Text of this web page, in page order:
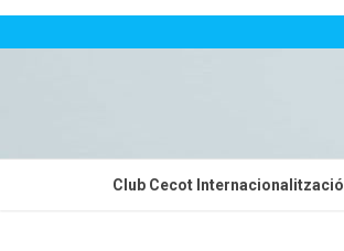
Club Cecot Internacionalització